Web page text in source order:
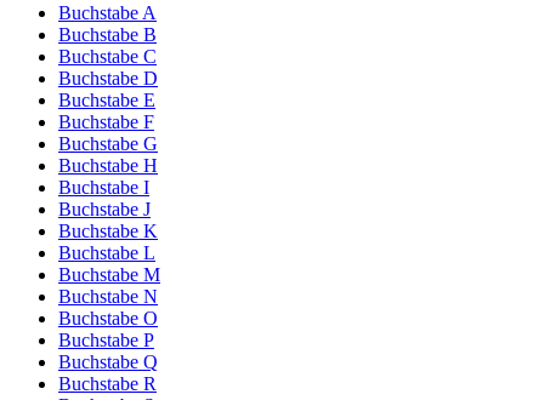
Buchstabe A
Buchstabe B
Buchstabe C
Buchstabe D
Buchstabe E
Buchstabe F
Buchstabe G
Buchstabe H
Buchstabe I
Buchstabe J
Buchstabe K
Buchstabe L
Buchstabe M
Buchstabe N
Buchstabe O
Buchstabe P
Buchstabe Q
Buchstabe R